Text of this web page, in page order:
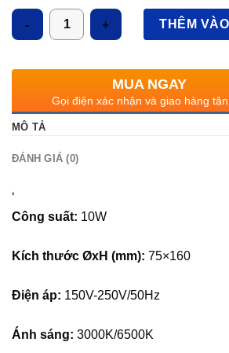
tượng cụ thể. Điều này rất thích hợp
điểm, chẳng hạn như chiếu sáng tranh
tiết trang trí nội thất.Ánh sáng mạnh mẽ
góc chiếu hẹp, đèn vẫn cung cấp một
mạnh và ổn định, tạo hiệu ứng chiếu
bị phân tán.
tường: Đèn LED chiếu sâu gắn nổi có
cần thay đổi vị trí đèn dễ dàng). Việc
công sức.Thiết kế gọn gàng và hiện
gian nội thất, từ các căn hộ hiện đại
quán café, nhà hàng.
3. Tạo điểm nhấn và hiệu ứng trang
Số lượng
THÊM
MUA NGAY
Gọi điện xác nhận và giao hàng
MÔ TẢ
ĐÁNH GIÁ (0)
‘
Công suất: 10W
Kích thước ØxH (mm): 75×160
Điện áp: 150V-250V/50Hz
Ánh sáng: 3000K/6500K